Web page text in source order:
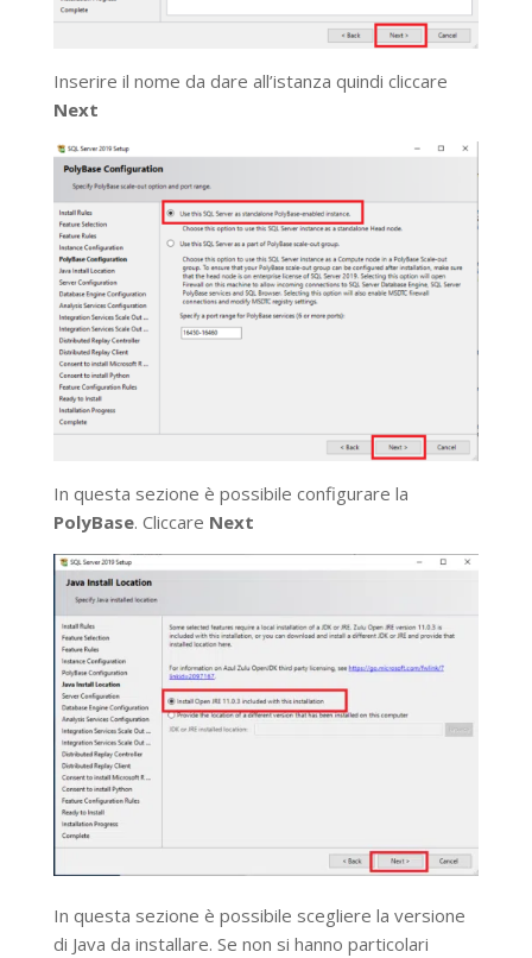
Inserire il nome da dare all’istanza quindi cliccare
Next
In questa sezione è possibile configurare la
PolyBase. Cliccare Next
In questa sezione è possibile scegliere la versione
di Java da installare. Se non si hanno particolari